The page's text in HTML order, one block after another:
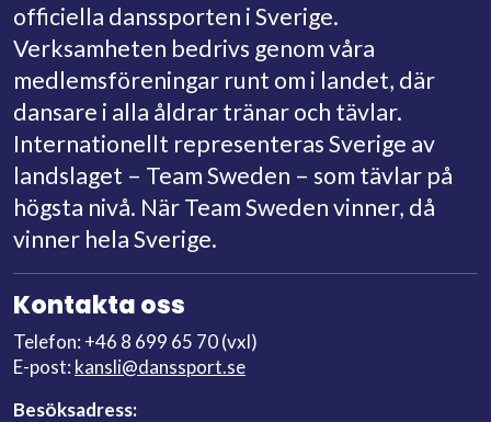
officiella danssporten i Sverige.
Verksamheten bedrivs genom våra
medlemsföreningar runt om i landet, där
dansare i alla åldrar tränar och tävlar.
Internationellt representeras Sverige av
landslaget – Team Sweden – som tävlar på
högsta nivå. När Team Sweden vinner, då
vinner hela Sverige.
Kontakta oss
Telefon: +46 8 699 65 70 (vxl)
E-post: kansli@danssport.se
Besöksadress: